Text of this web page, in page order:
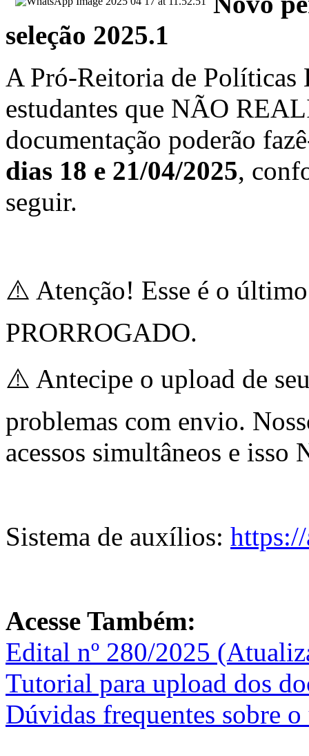
seleção 2025.1
A Pró-Reitoria de Políticas
estudantes que NÃO
documentação poderão
dias 18 e 21/04/2025,
seguir.
⚠️ Atenção! Esse é o
PRORROGADO.
⚠️ Antecipe o upload de
problemas com envio.
acessos simultâneos e
Sistema de auxílios:
Acesse Também:
Edital nº 280/2025
Tutorial para upload dos
Dúvidas frequentes sobre